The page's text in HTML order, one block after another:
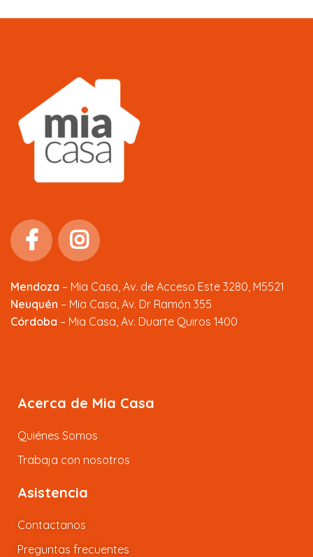
Mendoza – Mia Casa, Av. de Acceso Este 3280, M5521
Neuquén – Mia Casa, Av. Dr Ramón 355
Córdoba – Mia Casa, Av. Duarte Quiros 1400
Acerca de Mia Casa
Quiénes Somos
Trabaja con nosotros
Asistencia
Contactanos
Preguntas frecuentes